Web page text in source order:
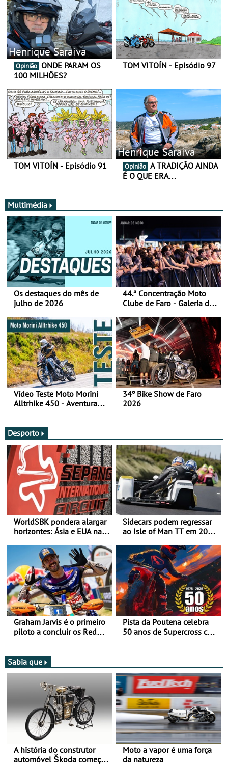
Henrique Saraiva
Opinião
100 MILHÕES?
TOM VITOÍN - Episódio 97
TOM VITOÍN - Episódio 91
Henrique Saraiva
Opinião
É O QUE ERA…
Multimédia
Os destaques do mês de
julho de 2026
44.ª Concentração Moto
Clube de Faro - Galeria de
Vídeo Teste Moto Morini
Alltrhike 450 - Aventura
34º Bike Show de Faro
2026
Desporto
WorldSBK pondera alargar
horizontes: Ásia e EUA na
Sidecars podem regressar
ao Isle of Man TT em 2027
Graham Jarvis é o primeiro
piloto a concluir os Red
Pista da Poutena celebra
50 anos de Supercross com
Sabia que
A história do construtor
automóvel Škoda começou
Moto a vapor é uma força
da natureza